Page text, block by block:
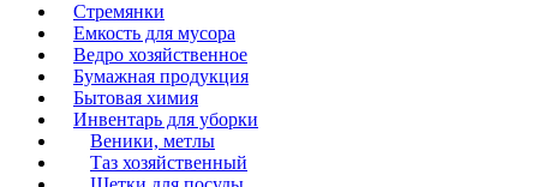
Стремянки
Емкость для мусора
Ведро хозяйственное
Бумажная продукция
Бытовая химия
Инвентарь для уборки
Веники, метлы
Таз хозяйственный